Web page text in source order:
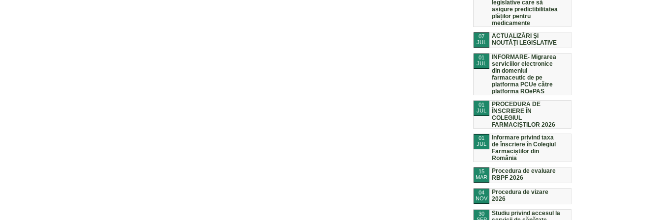
legislative care să
asigure predictibilitatea
plăților pentru
medicamente
07
JUL
ACTUALIZĂRI ȘI
NOUTĂȚI LEGISLATIVE
01
JUL
INFORMARE- Migrarea
serviciilor electronice
din domeniul
farmaceutic de pe
platforma PCUe către
platforma ROePAS
01
JUL
PROCEDURA DE
ÎNSCRIERE ÎN
COLEGIUL
FARMACIȘTILOR 2026
01
JUL
Informare privind taxa
de înscriere în Colegiul
Farmaciștilor din
România
15
MAR
Procedura de evaluare
RBPF 2026
04
NOV
Procedura de vizare
2026
30
Studiu privind accesul la